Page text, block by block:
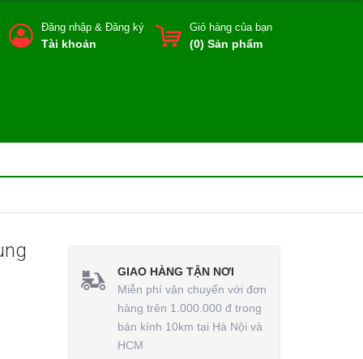
Giỏ hàng của bạn
(0) Sản phẩm
Đăng nhập & Đăng ký
Tài khoản
GIAO HÀNG TẬN NƠI
Miễn phí vận chuyển với đơn
hàng trên 1.000.000 đ trong
bán kính 10km tại Hà Nội và
HCM